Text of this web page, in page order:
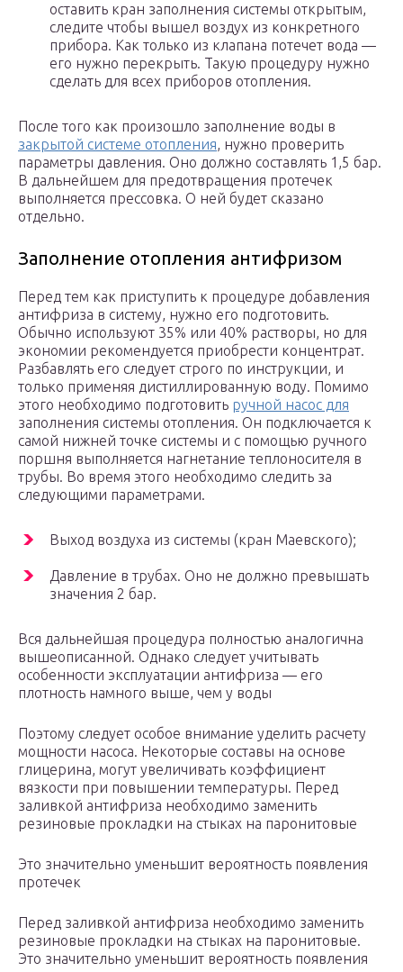
оставить кран заполнения системы открытым,
следите чтобы вышел воздух из конкретного
прибора. Как только из клапана потечет вода —
его нужно перекрыть. Такую процедуру нужно
сделать для всех приборов отопления.
После того как произошло заполнение воды в
закрытой системе отопления, нужно проверить
параметры давления. Оно должно составлять 1,5 бар.
В дальнейшем для предотвращения протечек
выполняется прессовка. О ней будет сказано
отдельно.
Заполнение отопления антифризом
Перед тем как приступить к процедуре добавления
антифриза в систему, нужно его подготовить.
Обычно используют 35% или 40% растворы, но для
экономии рекомендуется приобрести концентрат.
Разбавлять его следует строго по инструкции, и
только применяя дистиллированную воду. Помимо
этого необходимо подготовить ручной насос для
заполнения системы отопления. Он подключается к
самой нижней точке системы и с помощью ручного
поршня выполняется нагнетание теплоносителя в
трубы. Во время этого необходимо следить за
следующими параметрами.
Выход воздуха из системы (кран Маевского);
Давление в трубах. Оно не должно превышать
значения 2 бар.
Вся дальнейшая процедура полностью аналогична
вышеописанной. Однако следует учитывать
особенности эксплуатации антифриза — его
плотность намного выше, чем у воды
Поэтому следует особое внимание уделить расчету
мощности насоса. Некоторые составы на основе
глицерина, могут увеличивать коэффициент
вязкости при повышении температуры. Перед
заливкой антифриза необходимо заменить
резиновые прокладки на стыках на паронитовые
Это значительно уменьшит вероятность появления
протечек
Перед заливкой антифриза необходимо заменить
резиновые прокладки на стыках на паронитовые.
Это значительно уменьшит вероятность появления